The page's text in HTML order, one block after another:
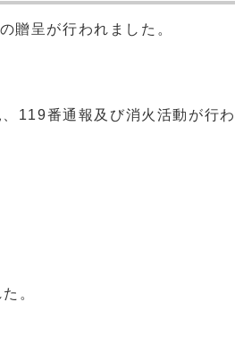
贈呈が行われました。
119番通報及び消火活動が行
。